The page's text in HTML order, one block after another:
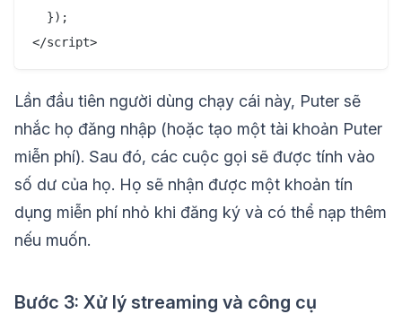
  });
Lần đầu tiên người dùng chạy cái này, Puter sẽ
nhắc họ đăng nhập (hoặc tạo một tài khoản Puter
miễn phí). Sau đó, các cuộc gọi sẽ được tính vào
số dư của họ. Họ sẽ nhận được một khoản tín
dụng miễn phí nhỏ khi đăng ký và có thể nạp thêm
nếu muốn.
Bước 3: Xử lý streaming và công cụ